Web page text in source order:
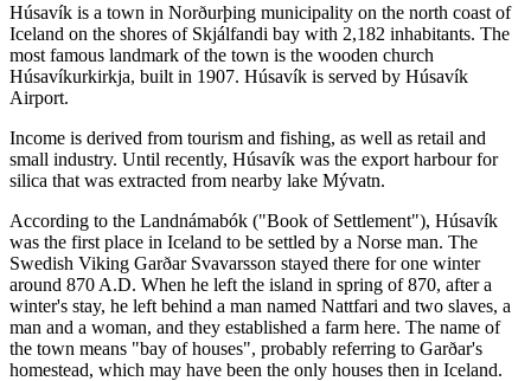
Húsavík is a town in Norðurþing municipality on the north coast of
Iceland on the shores of Skjálfandi bay with 2,182 inhabitants. The
most famous landmark of the town is the wooden church
Húsavíkurkirkja, built in 1907. Húsavík is served by Húsavík
Airport.
Income is derived from tourism and fishing, as well as retail and
small industry. Until recently, Húsavík was the export harbour for
silica that was extracted from nearby lake Mývatn.
According to the Landnámabók ("Book of Settlement"), Húsavík
was the first place in Iceland to be settled by a Norse man. The
Swedish Viking Garðar Svavarsson stayed there for one winter
around 870 A.D. When he left the island in spring of 870, after a
winter's stay, he left behind a man named Nattfari and two slaves, a
man and a woman, and they established a farm here. The name of
the town means "bay of houses", probably referring to Garðar's
homestead, which may have been the only houses then in Iceland.